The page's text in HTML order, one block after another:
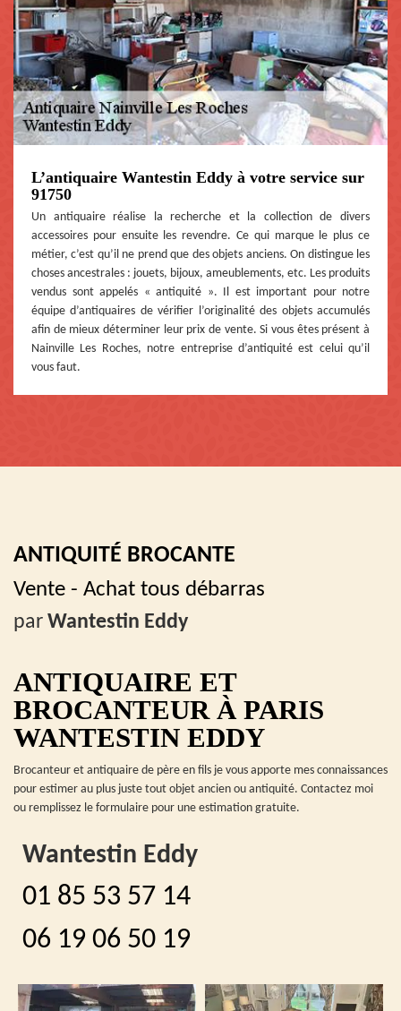
L’antiquaire Wantestin Eddy à votre service sur
91750
Un antiquaire réalise la recherche et la collection de divers
accessoires pour ensuite les revendre. Ce qui marque le plus ce
métier, c’est qu’il ne prend que des objets anciens. On distingue les
choses ancestrales : jouets, bijoux, ameublements, etc. Les produits
vendus sont appelés « antiquité ». Il est important pour notre
équipe d’antiquaires de vérifier l’originalité des objets accumulés
afin de mieux déterminer leur prix de vente. Si vous êtes présent à
Nainville Les Roches, notre entreprise d’antiquité est celui qu’il
vous faut.
ANTIQUITÉ BROCANTE
Vente - Achat tous débarras
par Wantestin Eddy
ANTIQUAIRE ET
BROCANTEUR À PARIS
WANTESTIN EDDY
Brocanteur et antiquaire de père en fils je vous apporte mes connaissances
pour estimer au plus juste tout objet ancien ou antiquité. Contactez moi
ou remplissez le formulaire pour une estimation gratuite.
Wantestin Eddy
01 85 53 57 14
06 19 06 50 19